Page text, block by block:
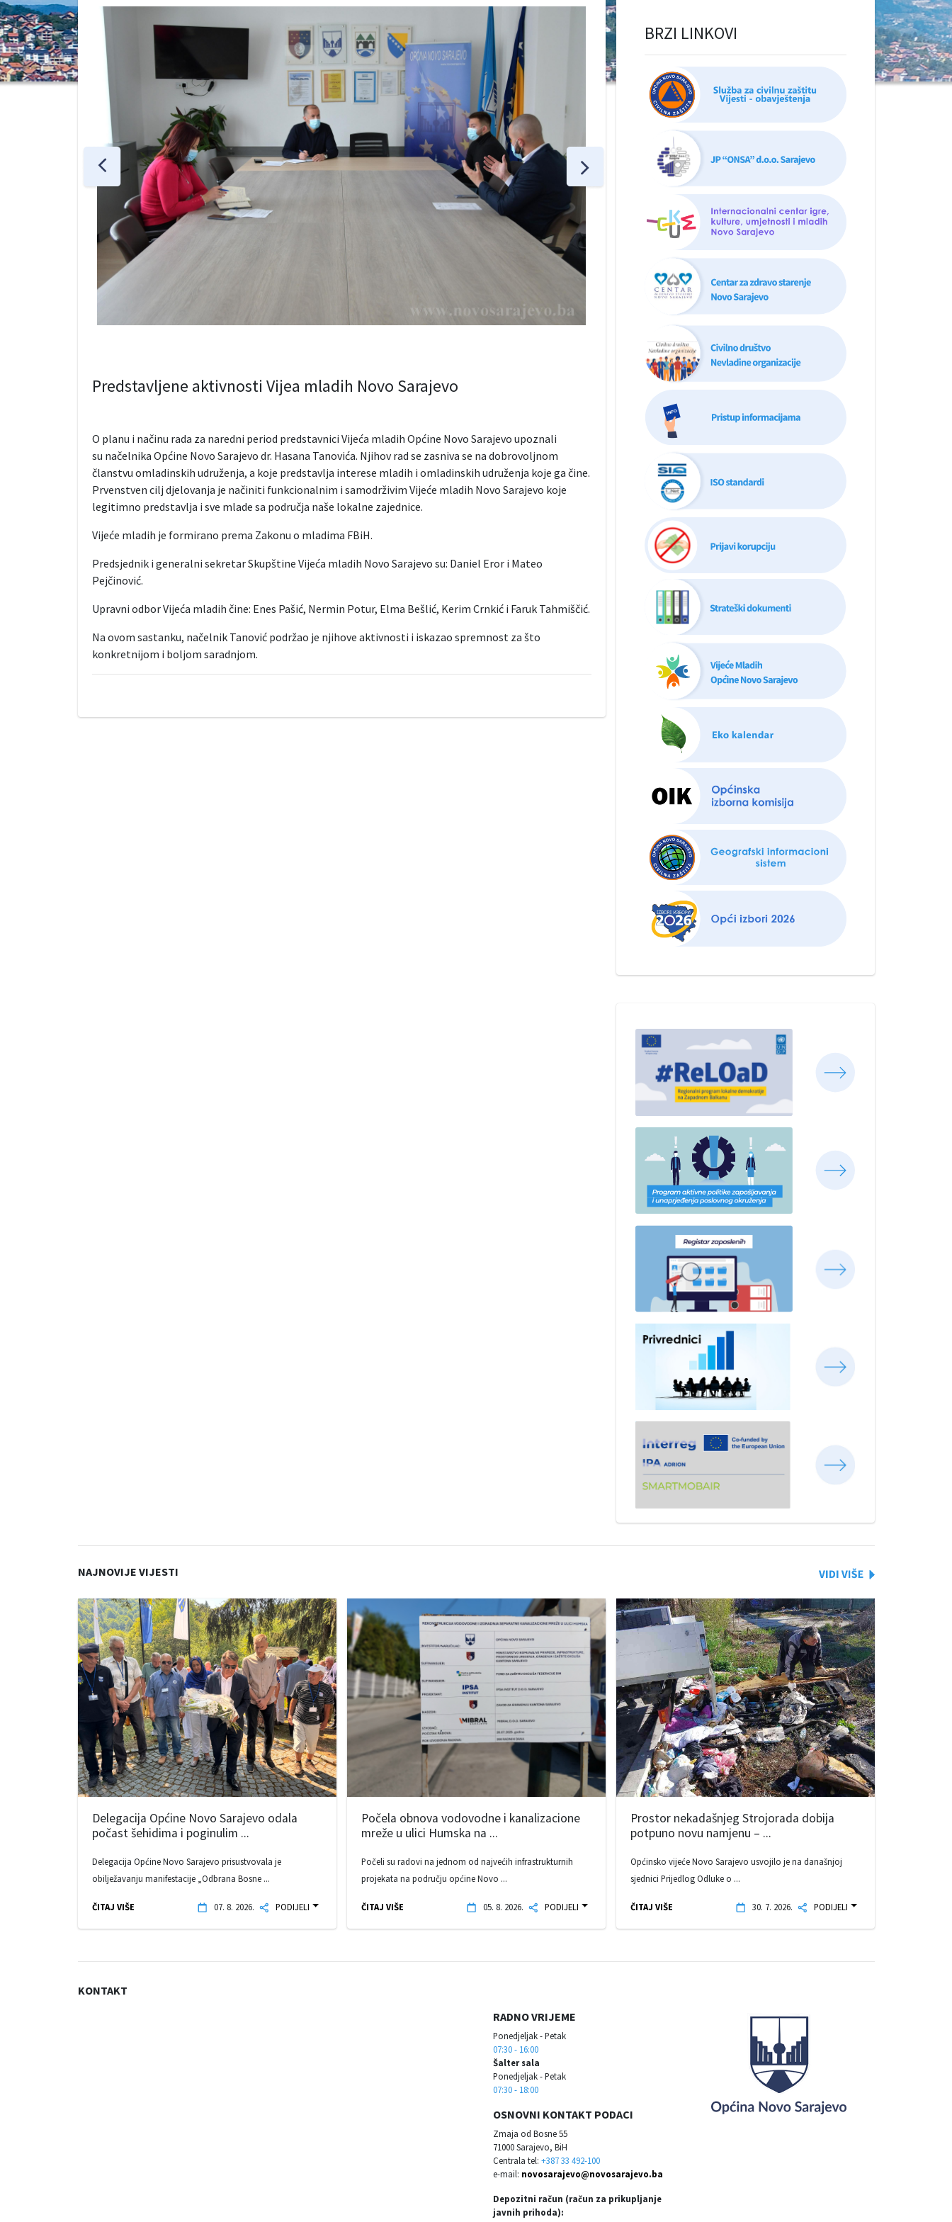
Predstavljene aktivnosti Vijea mladih Novo Sarajevo
O planu i načinu rada za naredni period predstavnici Vijeća mladih Općine Novo Sarajevo upoznali
su načelnika Općine Novo Sarajevo dr. Hasana Tanovića. Njihov rad se zasniva se na dobrovoljnom
članstvu omladinskih udruženja, a koje predstavlja interese mladih i omladinskih udruženja koje ga čine.
Prvenstven cilj djelovanja je načiniti funkcionalnim i samodrživim Vijeće mladih Novo Sarajevo koje
legitimno predstavlja i sve mlade sa područja naše lokalne zajednice.
Vijeće mladih je formirano prema Zakonu o mladima FBiH.
Predsjednik i generalni sekretar Skupštine Vijeća mladih Novo Sarajevo su: Daniel Eror i Mateo
Pejčinović.
Upravni odbor Vijeća mladih čine: Enes Pašić, Nermin Potur, Elma Bešlić, Kerim Crnkić i Faruk Tahmiščić.
Na ovom sastanku, načelnik Tanović podržao je njihove aktivnosti i iskazao spremnost za što
konkretnijom i boljom saradnjom.
BRZI LINKOVI
NAJNOVIJE VIJESTI
Delegacija Općine Novo Sarajevo odala
počast šehidima i poginulim ...
Delegacija Općine Novo Sarajevo prisustvovala je
obilježavanju manifestacije „Odbrana Bosne ...
ČITAJ VIŠE 07. 8. 2026. PODIJELI
Počela obnova vodovodne i kanalizacione
mreže u ulici Humska na ...
Počeli su radovi na jednom od najvećih infrastrukturnih
projekata na području općine Novo ...
ČITAJ VIŠE 05. 8. 2026. PODIJELI
Prostor nekadašnjeg Strojorada dobija
potpuno novu namjenu – ...
Općinsko vijeće Novo Sarajevo usvojilo je na današnjoj
sjednici Prijedlog Odluke o ...
ČITAJ VIŠE 30. 7. 2026. PODIJELI
KONTAKT
RADNO VRIJEME
Ponedjeljak - Petak
07:30 - 16:00
Šalter sala
Ponedjeljak - Petak
07:30 - 18:00
OSNOVNI KONTAKT PODACI
Zmaja od Bosne 55
71000 Sarajevo, BiH
Centrala tel: +387 33 492-100
e-mail: novosarajevo@novosarajevo.ba
Depozitni račun (račun za prikupljanje
javnih prihoda):